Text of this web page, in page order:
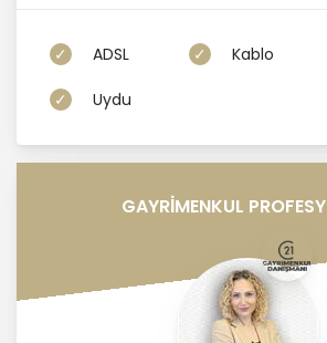
ADSL Kablo
Uydu
GAYRİMENKUL